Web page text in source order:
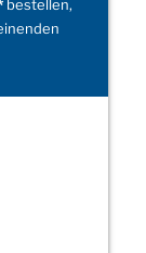
bestellen,